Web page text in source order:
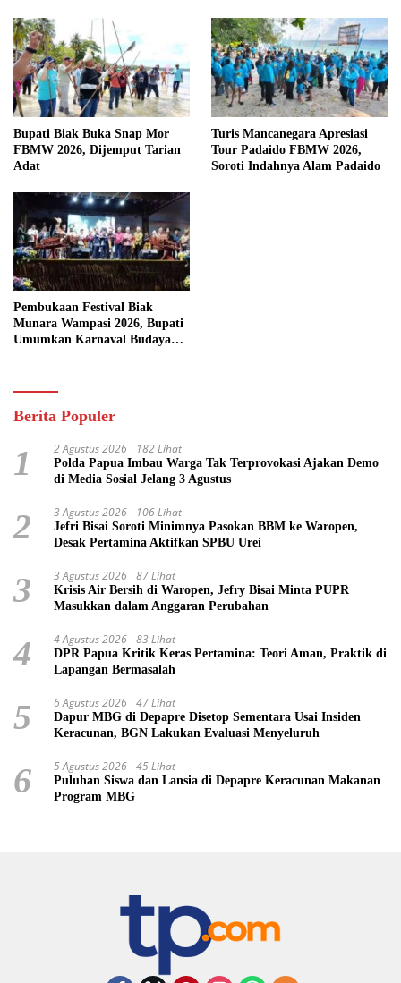
Bupati Biak Buka Snap Mor
FBMW 2026, Dijemput Tarian
Adat
Turis Mancanegara Apresiasi
Tour Padaido FBMW 2026,
Soroti Indahnya Alam Padaido
Pembukaan Festival Biak
Munara Wampasi 2026, Bupati
Umumkan Karnaval Budaya
Berita Populer
1 2 Agustus 2026 182 Lihat
Polda Papua Imbau Warga Tak Terprovokasi Ajakan Demo
di Media Sosial Jelang 3 Agustus
2 3 Agustus 2026 106 Lihat
Jefri Bisai Soroti Minimnya Pasokan BBM ke Waropen,
Desak Pertamina Aktifkan SPBU Urei
3 3 Agustus 2026 87 Lihat
Krisis Air Bersih di Waropen, Jefry Bisai Minta PUPR
Masukkan dalam Anggaran Perubahan
4 4 Agustus 2026 83 Lihat
DPR Papua Kritik Keras Pertamina: Teori Aman, Praktik di
Lapangan Bermasalah
5 6 Agustus 2026 47 Lihat
Dapur MBG di Depapre Disetop Sementara Usai Insiden
Keracunan, BGN Lakukan Evaluasi Menyeluruh
6 5 Agustus 2026 45 Lihat
Puluhan Siswa dan Lansia di Depapre Keracunan Makanan
Program MBG